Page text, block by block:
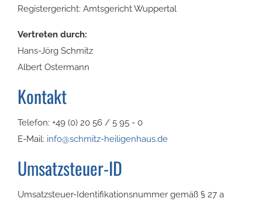
Registergericht: Amtsgericht Wuppertal
Vertreten durch:
Hans-Jörg Schmitz
Albert Ostermann
Kontakt
Telefon: +49 (0) 20 56 / 5 95 - 0
E-Mail: info@schmitz-heiligenhaus.de
Umsatzsteuer-ID
Umsatzsteuer-Identifikationsnummer gemäß § 27 a